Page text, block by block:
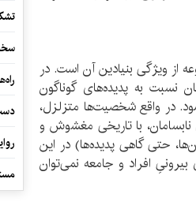
از ویژگی بنیادین آن است. در
نسبت به پدیده‌های گوناگون
در واقع شخصیت‌ها متزلزل،
نابسامان، با تاریخی مغشوش و
حتی گاهی پدیده‌ها) در این
افراد و جامعه نمی‌توان